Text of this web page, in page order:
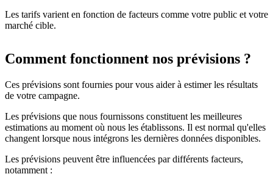
Les tarifs varient en fonction de facteurs comme votre public et votre
marché cible.
Comment fonctionnent nos prévisions ?
Ces prévisions sont fournies pour vous aider à estimer les résultats
de votre campagne.
Les prévisions que nous fournissons constituent les meilleures
estimations au moment où nous les établissons. Il est normal qu'elles
changent lorsque nous intégrons les dernières données disponibles.
Les prévisions peuvent être influencées par différents facteurs,
notamment :